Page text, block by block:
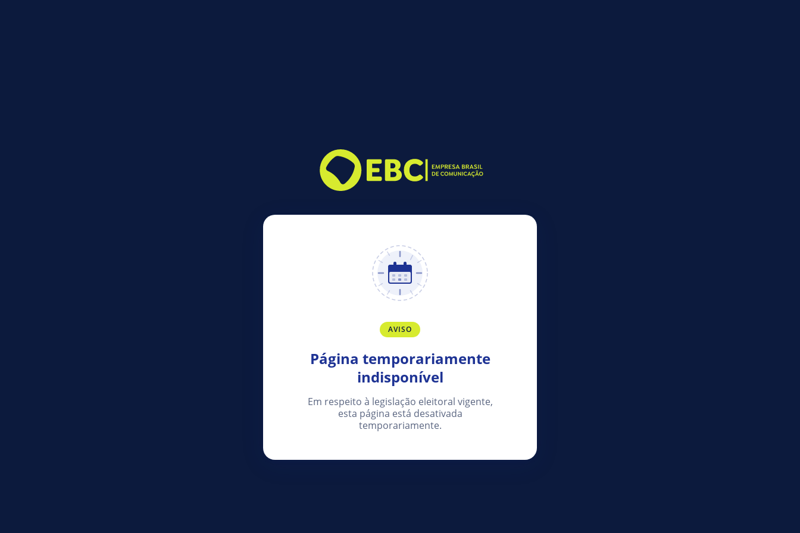
AVISO
Página temporariamente
indisponível
Em respeito à legislação eleitoral vigente,
esta página está desativada
temporariamente.